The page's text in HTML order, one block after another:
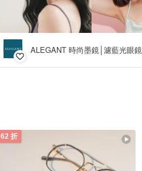
ALEGANT 時尚墨鏡│濾藍光眼鏡
62 折